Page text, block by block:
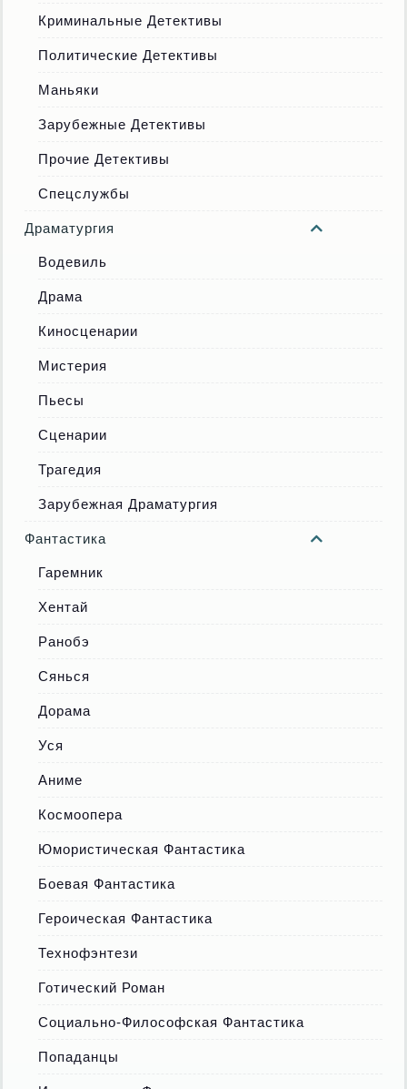
Криминальные Детективы
Политические Детективы
Маньяки
Зарубежные Детективы
Прочие Детективы
Спецслужбы
Драматургия
Водевиль
Драма
Киносценарии
Мистерия
Пьесы
Сценарии
Трагедия
Зарубежная Драматургия
Фантастика
Гаремник
Хентай
Ранобэ
Сянься
Дорама
Уся
Аниме
Космоопера
Юмористическая Фантастика
Боевая Фантастика
Героическая Фантастика
Технофэнтези
Готический Роман
Социально-Философская Фантастика
Попаданцы